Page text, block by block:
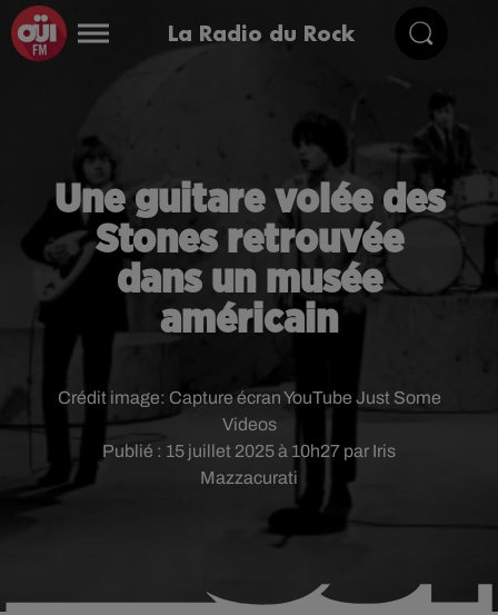
La Radio du Rock
Une guitare volée des
Stones retrouvée
dans un musée
américain
Publié : 15 juillet 2025 à 10h27 par Iris
Mazzacurati
Crédit image: Capture écran YouTube Just Some
Videos